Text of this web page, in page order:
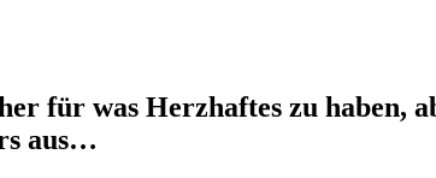
für was Herzhaftes zu haben,
aus…